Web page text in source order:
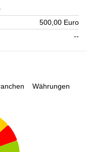
500,00 Euro
--
Währungen